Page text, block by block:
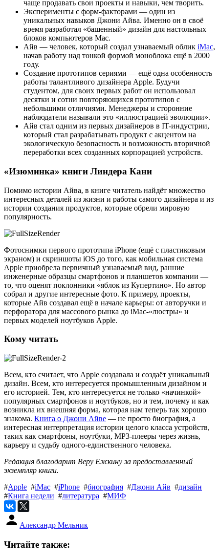
чаще продавать свои проекты и навыки, чем творить.
Эксперименты с форм-факторами — один из
уникальных навыков Джони Айва. Именно он в своё
время разработал «башенный» дизайн для настольных
блоков компьютеров Мас.
Айв — человек, который создал узнаваемый облик iMac,
начав работу над тонкой формой моноблока ещё в 2000
году.
Создание прототипов сериями — ещё одна особенность
работы талантливого дизайнера Apple. Будучи
студентом, для своих первых работ он использовал
десятки и сотни повторяющихся прототипов с
небольшими отличиями. Менеджеры и сторонние
наблюдатели называли это «иллюстрацией эволюции».
Айв стал одним из первых дизайнеров в IT-индустрии,
который стал разрабатывать продукт с акцентом на
экологическую безопасность и возможность вторичной
переработки всех созданных корпорацией устройств.
«Изюминка» книги Линдера Кани
Помимо истории Айва, в книге читатель найдёт множество
интересных деталей из жизни и работы самого дизайнера и из
истории создания продуктов, которые обрели мировую
популярность.
Фотоснимки первого прототипа iPhone (ещё с пластиковым
экраном) и скриншоты iOS до того, как мобильная система
Apple приобрела первичный узнаваемый вид, ранние
инженерные образцы смартфонов и планшетов компании —
то, что оценят поклонники «яблок из Купертино». Но автор
собрал и другие интересные фото. К примеру, проекты,
которые Айв создавал ещё в начале карьеры: от авторучки и
перфоратора для массового рынка до iМac-«люстры» и
первых моделей ноутбуков Apple.
Кому читать
Всем, кто считает, что Apple создавала и создаёт уникальный
дизайн. Всем, кто интересуется промышленным дизайном и
его историей. Тем, кто интересуется не только «начинкой»
популярных смартфонов и ноутбуков, но и тем, почему и как
возникла их внешняя форма, которая нам теперь так хорошо
знакома. Книга о Джони Айве — не просто биография, а
интересная интерпретация истории целого класса устройств,
таких как смартфоны, ноутбуки, МР3-плееры через жизнь,
карьеру и судьбу одного-единственного человека.
Редакция благодарит Веру Ежкину за предоставленный
экземпляр книги.
#Apple #iMac #iPhone #биография #Джони Айв #дизайн
#Книга недели #литература #МИФ
Александр Мельник
Читайте также: